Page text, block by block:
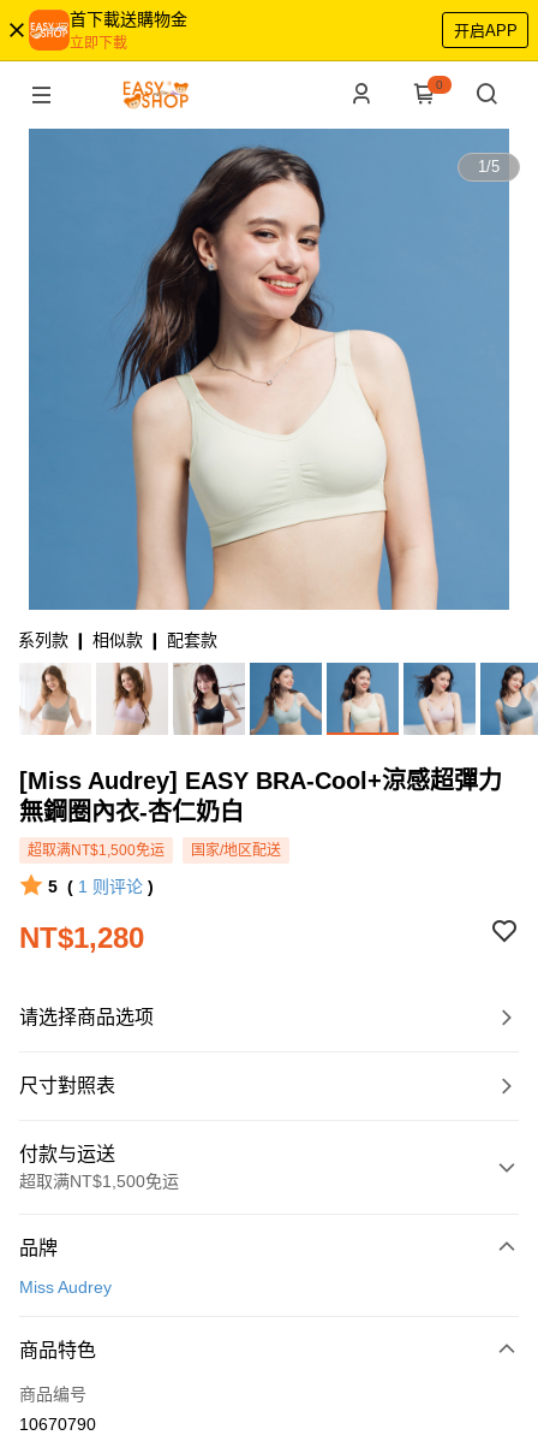
首下載送購物金
立即下載
开启APP
0
1/5
系列款 ❙ 相似款 ❙ 配套款
[Miss Audrey] EASY BRA-Cool+涼感超彈力
無鋼圈內衣-杏仁奶白
超取满NT$1,500免运 国家/地区配送
5 ( 1 则评论 )
NT$1,280
请选择商品选项
尺寸對照表
付款与运送
超取满NT$1,500免运
信用卡一次付款
LINE Pay
Apple Pay
品牌
Miss Audrey
商品特色
商品编号
10670790